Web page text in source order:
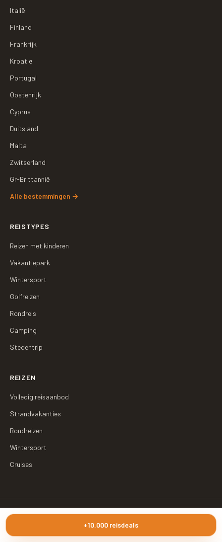
Italië
Finland
Frankrijk
Kroatië
Portugal
Oostenrijk
Cyprus
Duitsland
Malta
Zwitserland
Gr-Brittannië
Alle bestemmingen →
REISTYPES
Reizen met kinderen
Vakantiepark
Wintersport
Golfreizen
Rondreis
Camping
Stedentrip
REIZEN
Volledig reisaanbod
Strandvakanties
Rondreizen
Wintersport
Cruises
+10.000 reisdeals